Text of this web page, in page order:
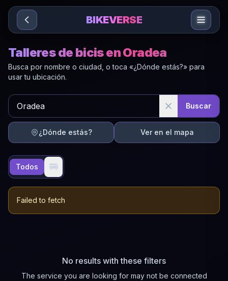
Sari la conținut
BIKEVERSE
Talleres de bicis en Oradea
Busca por nombre o ciudad, o toca «¿Dónde estás?» para
usar tu ubicación.
Buscar
¿Dónde estás? Ver en el mapa
Todos 🚐
Failed to fetch
No results with these filters
The service you are looking for may not be connected